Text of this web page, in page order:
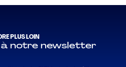
PLUS LOIN
à notre newsletter